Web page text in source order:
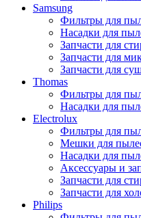
Samsung
Фильтры для
Насадки для
Запчасти для
Запчасти для
Запчасти для
Thomas
Фильтры для
Насадки для
Electrolux
Фильтры для
Мешки для
Насадки для
Аксессуары и
Запчасти для
Запчасти для
Philips